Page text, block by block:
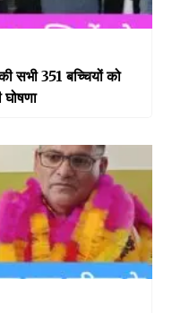
सभी 351 बच्चियों को